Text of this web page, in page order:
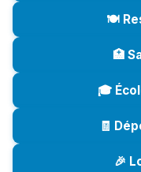
🍽️
🏥
🎓
🧾
🎉